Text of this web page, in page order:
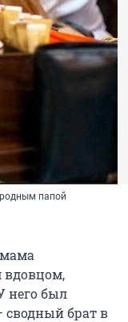
папой
вдовцом,
него был
сводный брат в